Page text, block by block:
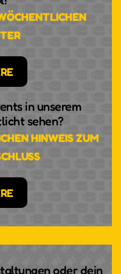
-
sie ist vor allem
in allem, was sie tut.
geschafft, was vor
in unserem
sehen?
HINWEIS ZUM
oder dein